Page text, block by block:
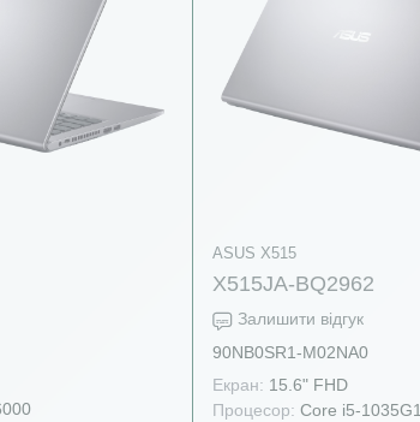
ASUS X515
X515JA-BQ2962
Залишити відгук
90NB0SR1-M02NA0
Екран: 15.6" FHD
Процесор: Core i5-1035G1